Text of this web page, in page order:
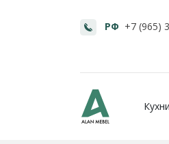
РФ +7 (965)
Кухни